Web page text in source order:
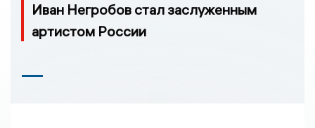
Иван Негробов стал заслуженным
артистом России